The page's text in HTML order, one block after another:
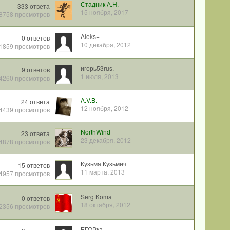
333 ответа
просмотров
Стадник А.Н.
15 ноября, 2017
0 ответов
просмотров
Aleks+
10 декабря, 2012
9 ответов
просмотров
игорь53rus.
1 июля, 2013
24 ответа
просмотров
A.V.B.
12 ноября, 2012
23 ответа
просмотров
NorthWind
23 декабря, 2012
15 ответов
просмотров
Кузьма Кузьмич
11 марта, 2013
0 ответов
просмотров
Serg Koma
18 октября, 2012